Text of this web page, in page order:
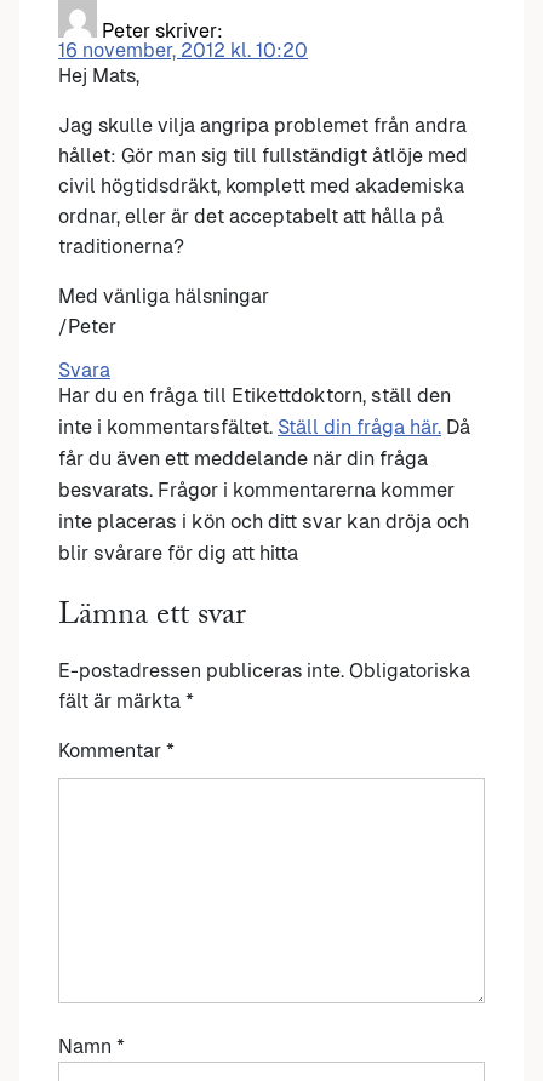
Peter skriver:
16 november, 2012 kl. 10:20
Hej Mats,
Jag skulle vilja angripa problemet från andra
hållet: Gör man sig till fullständigt åtlöje med
civil högtidsdräkt, komplett med akademiska
ordnar, eller är det acceptabelt att hålla på
traditionerna?
Med vänliga hälsningar
/Peter
Svara
Har du en fråga till Etikettdoktorn, ställ den
inte i kommentarsfältet. Ställ din fråga här. Då
får du även ett meddelande när din fråga
besvarats. Frågor i kommentarerna kommer
inte placeras i kön och ditt svar kan dröja och
blir svårare för dig att hitta
Lämna ett svar
E-postadressen publiceras inte. Obligatoriska
fält är märkta *
Kommentar *
Namn *